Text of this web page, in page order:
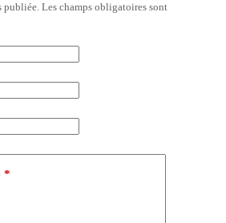
publiée. Les champs obligatoires sont
*